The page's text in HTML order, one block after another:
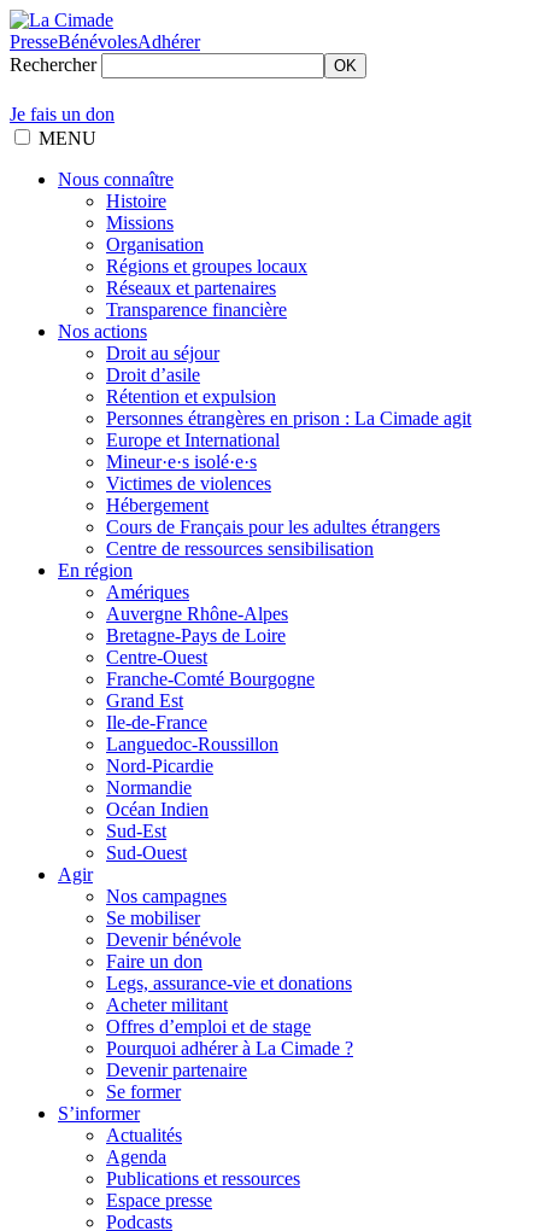
PresseBénévolesAdhérer
Rechercher
OK
Je fais un don
MENU
Nous connaître
Histoire
Missions
Organisation
Régions et groupes locaux
Réseaux et partenaires
Transparence financière
Nos actions
Droit au séjour
Droit d’asile
Rétention et expulsion
Personnes étrangères en prison : La Cimade agit
Europe et International
Mineur·e·s isolé·e·s
Victimes de violences
Hébergement
Cours de Français pour les adultes étrangers
Centre de ressources sensibilisation
En région
Amériques
Auvergne Rhône-Alpes
Bretagne-Pays de Loire
Centre-Ouest
Franche-Comté Bourgogne
Grand Est
Ile-de-France
Languedoc-Roussillon
Nord-Picardie
Normandie
Océan Indien
Sud-Est
Sud-Ouest
Agir
Nos campagnes
Se mobiliser
Devenir bénévole
Faire un don
Legs, assurance-vie et donations
Acheter militant
Offres d’emploi et de stage
Pourquoi adhérer à La Cimade ?
Devenir partenaire
Se former
S’informer
Actualités
Agenda
Publications et ressources
Espace presse
Podcasts